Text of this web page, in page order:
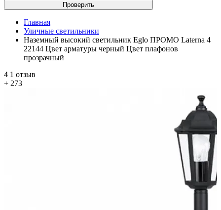
Проверить
Главная
Уличные светильники
Наземный высокий светильник Eglo ПРОМО Laterna 4
22144 Цвет арматуры черный Цвет плафонов
прозрачный
4 1 отзыв
+ 273